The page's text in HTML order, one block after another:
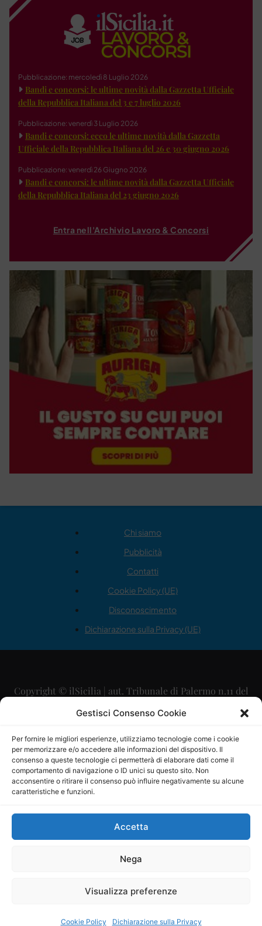
Gestisci Consenso Cookie
Per fornire le migliori esperienze, utilizziamo tecnologie come i cookie
per memorizzare e/o accedere alle informazioni del dispositivo. Il
consenso a queste tecnologie ci permetterà di elaborare dati come il
comportamento di navigazione o ID unici su questo sito. Non
acconsentire o ritirare il consenso può influire negativamente su alcune
caratteristiche e funzioni.
Accetta
Nega
Visualizza preferenze
Cookie Policy Dichiarazione sulla Privacy
Pubblicazione: mercoledì 8 Luglio 2026
Bandi e concorsi: le ultime novità dalla Gazzetta Ufficiale
della Repubblica Italiana del 3 e 7 luglio 2026
Pubblicazione: venerdì 3 Luglio 2026
Bandi e concorsi: ecco le ultime novità dalla Gazzetta
Ufficiale della Repubblica Italiana del 26 e 30 giugno 2026
Pubblicazione: venerdì 26 Giugno 2026
Bandi e concorsi: le ultime novità dalla Gazzetta Ufficiale
della Repubblica Italiana del 23 giugno 2026
Entra nell'Archivio Lavoro & Concorsi
Chi siamo
Pubblicità
Contatti
Cookie Policy (UE)
Disconoscimento
Dichiarazione sulla Privacy (UE)
Copyright © ilSicilia | aut. Tribunale di Palermo n.11 del
29/09/2015
Direttore Editoriale: Maurizio Scaglione
Direttore Responsabile: Maria Calabrese
P.IVA: 06334930820
Mercurio Comunicazione Società Cooperativa a r.l. è
iscritta al Registro degli Operatori di Comunicazione al
Sito gestito daLa Digitale srl–info@ladigitale.it